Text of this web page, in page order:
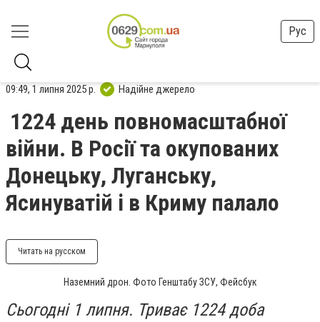
Рус
09:49, 1 липня 2025 р. Надійне джерело
1224 день повномасштабної
війни. В Росії та окупованих
Донецьку, Луганську,
Ясинуватій і в Криму палало
Читать на русском
Наземний дрон. Фото Генштабу ЗСУ, Фейсбук
Сьогодні 1 липня. Триває 1224 доба